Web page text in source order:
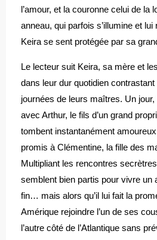
l’amour, et la couronne celui de la
anneau, qui parfois s’illumine et lui
Keira se sent protégée par sa
Le lecteur suit Keira, sa mère et
dans leur dur quotidien
journées de leurs maîtres. Un
avec Arthur, le fils d’un grand
tombent instantanément
promis à Clémentine, la fille des
Multipliant les rencontres
semblent bien partis pour vivre un
fin… mais alors qu’il lui fait la
Amérique rejoindre l’un de ses
l’autre côté de l’Atlantique sans